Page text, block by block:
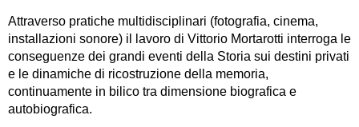
Attraverso pratiche multidisciplinari (fotografia, cinema,
installazioni sonore) il lavoro di Vittorio Mortarotti interroga le
conseguenze dei grandi eventi della Storia sui destini privati
e le dinamiche di ricostruzione della memoria,
continuamente in bilico tra dimensione biografica e
autobiografica.